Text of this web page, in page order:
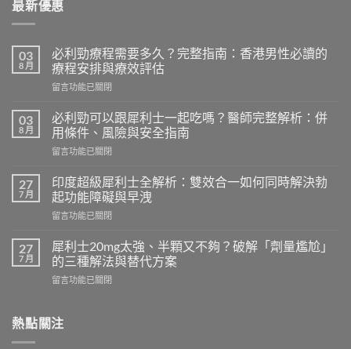
最新優惠
03
8 月
必利勁療程需要多久？完整指南：香港男性必讀的
療程安排與療效評估
在
利
勁
療
程
要
多
久？
完
指
南：
港
必
留言功能已關閉
03
8 月
必利勁可以跟犀利士一起吃嗎？醫師完整解析：併
用條件、風險與安全指南
在
利
勁
可
以
犀
利
士
一
嗎？
留言功能已關閉
27
7 月
印度超級犀利士全解析：雙效合一如何同時解決勃
起功能障礙與早洩
在
度
超
級
犀
全
留言功能已關閉
27
7 月
犀利士20mg太強、半顆又不夠？破解「劑量尷尬」
的三種解法與替代方案
在
士
20mg
留言功能已關閉
熱點關注